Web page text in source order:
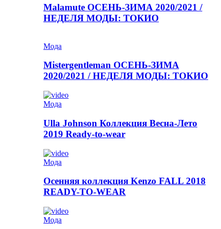
Malamute ОСЕНЬ-ЗИМА 2020/2021 /
НЕДЕЛЯ МОДЫ: ТОКИО
Мода
Mistergentleman ОСЕНЬ-ЗИМА
2020/2021 / НЕДЕЛЯ МОДЫ: ТОКИО
Мода
Ulla Johnson Коллекция Весна-Лето
2019 Ready-to-wear
Мода
Осенняя коллекция Kenzo FALL 2018
READY-TO-WEAR
Мода